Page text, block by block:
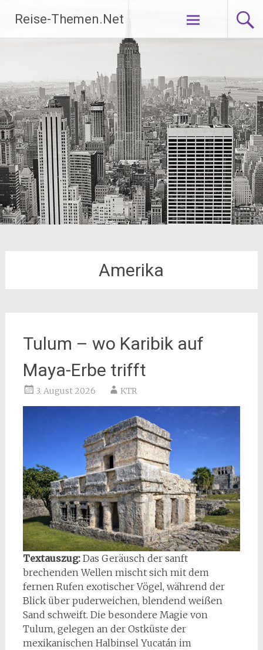
Inhalt
springen
Reise-Themen.Net
Amerika
Tulum – wo Karibik auf
Maya-Erbe trifft
3. August 2026 KTR
Textauszug: Das Geräusch der sanft
brechenden Wellen mischt sich mit dem
fernen Rufen exotischer Vögel, während der
Blick über puderweichen, blendend weißen
Sand schweift. Die besondere Magie von
Tulum, gelegen an der Ostküste der
mexikanischen Halbinsel Yucatán im